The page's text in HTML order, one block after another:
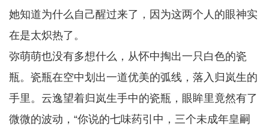
她知道为什么自己醒过来了，因为这两个人的眼神实
在是太炽热了。
弥萌萌也没有多想什么，从怀中掏出一只白色的瓷
瓶。瓷瓶在空中划出一道优美的弧线，落入归岚生的
手里。云逸望着归岚生手中的瓷瓶，眼眸里竟然有了
微微的波动，“你说的七味药引中，三个未成年皇嗣